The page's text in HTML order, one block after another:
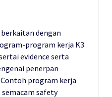
dengan
program kerja K3
evidence serta
penerpan
program kerja
safety